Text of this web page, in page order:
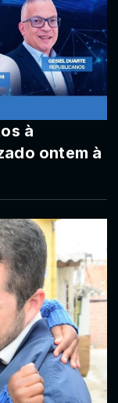
à
ontem à